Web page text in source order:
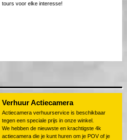
tours voor elke interesse!
Verhuur Actiecamera
Actiecamera verhuurservice is beschikbaar
tegen een speciale prijs in onze winkel.
We hebben de nieuwste en krachtigste 4k
actiecamera die je kunt huren om je POV of je